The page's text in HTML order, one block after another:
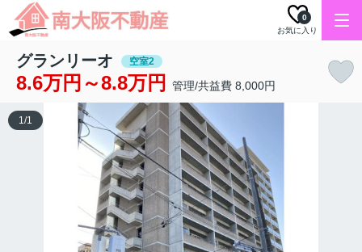
お気に入り
0
グランリーオ 空室2
8.6万円～8.8万円 管理/共益費 8,000円
1/1